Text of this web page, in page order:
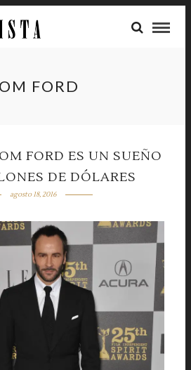
FORD
FORD ES UN SUEÑO
DE DÓLARES
agosto 18, 2016